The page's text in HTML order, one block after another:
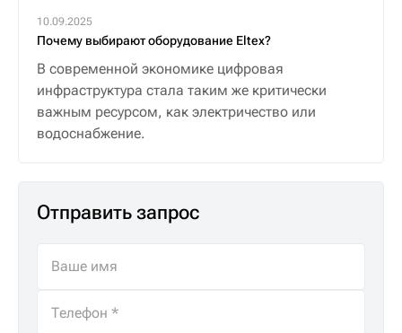
10.09.2025
Почему выбирают оборудование Eltex?
В современной экономике цифровая
инфраструктура стала таким же критически
важным ресурсом, как электричество или
водоснабжение.
Отправить запрос